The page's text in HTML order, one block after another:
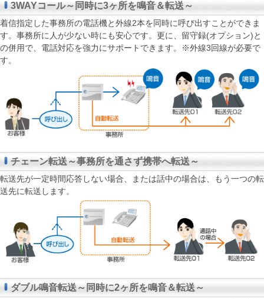
3WAYコール～同時に3ヶ所を鳴音＆転送～
着信指定した事務所の電話機と外線2本を同時に呼び出すことができま
す。事務所に人が少ない時にも安心です。更に、留守録(オプション)と
の併用で、電話対応を強力にサポートできます。※外線3回線が必要で
す。
チェーン転送～事務所を通さず携帯へ転送～
転送先が一定時間応答しない場合、または話中の場合は、もう一つの転
送先に転送します。
ダブル鳴音転送～同時に2ヶ所を鳴音＆転送～